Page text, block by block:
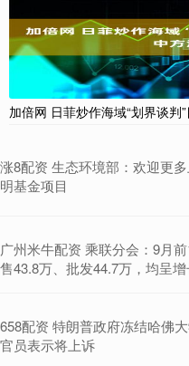
加倍网 日菲炒作海域“划界谈判
涨8配资 生态环境部：欢迎更
明基金项目
广州米牛配资 乘联分会：9月
售43.8万、批发44.7万，均呈
658配资 特朗普政府冻结哈佛
官员表示将上诉